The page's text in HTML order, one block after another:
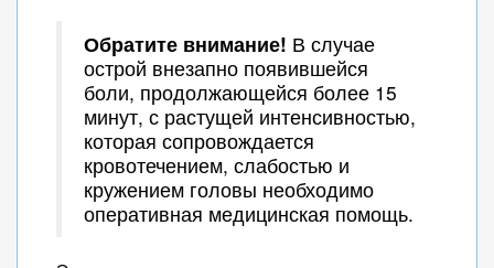
Обратите внимание! В случае
острой внезапно появившейся
боли, продолжающейся более 15
минут, с растущей интенсивностью,
которая сопровождается
кровотечением, слабостью и
кружением головы необходимо
оперативная медицинская помощь.